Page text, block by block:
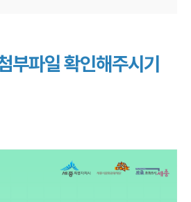
부파일 확인해주시기